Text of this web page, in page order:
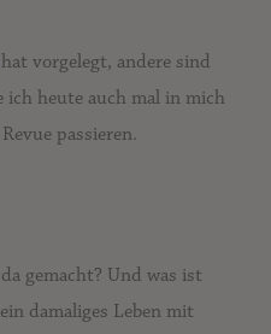
hat vorgelegt, andere sind
ich heute auch mal in mich
passieren.
gemacht? Und was ist
damaliges Leben mit